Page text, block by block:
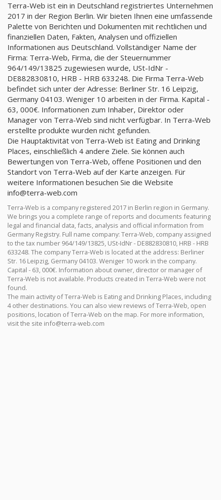
Terra-Web ist ein in Deutschland registriertes Unternehmen
2017 in der Region Berlin. Wir bieten Ihnen eine umfassende
Palette von Berichten und Dokumenten mit rechtlichen und
finanziellen Daten, Fakten, Analysen und offiziellen
Informationen aus Deutschland. Vollständiger Name der
Firma: Terra-Web, Firma, die der Steuernummer
964/149/13825 zugewiesen wurde, USt-IdNr -
DE882830810, HRB - HRB 633248. Die Firma Terra-Web
befindet sich unter der Adresse: Berliner Str. 16 Leipzig,
Germany 04103. Weniger 10 arbeiten in der Firma. Kapital -
63, 000€. Informationen zum Inhaber, Direktor oder
Manager von Terra-Web sind nicht verfügbar. In Terra-Web
erstellte produkte wurden nicht gefunden.
Die Hauptaktivität von Terra-Web ist Eating and Drinking
Places, einschließlich 4 andere Ziele. Sie können auch
Bewertungen von Terra-Web, offene Positionen und den
Standort von Terra-Web auf der Karte anzeigen. Für
weitere Informationen besuchen Sie die Website
info@terra-web.com
Terra-Web is a company registered 2017 in Berlin region in Germany.
We brings you a complete range of reports and documents featuring
legal and financial data, facts, analysis and official information from
Germany Registry. Full name company: Terra-Web, company assigned
to the tax number 964/149/13825, USt-IdNr - DE882830810, HRB - HRB
633248. The company Terra-Web is located at the address: Berliner
Str. 16 Leipzig, Germany 04103. Weniger 10 work in the company.
Capital - 63, 000€. Information about owner, director or manager of
Terra-Web is not available. Products created in Terra-Web were not
found.
The main activity of Terra-Web is Eating and Drinking Places, including
4 other destinations. You can also view reviews of Terra-Web, open
positions, location of Terra-Web on the map. For more information,
visit the site info@terra-web.com